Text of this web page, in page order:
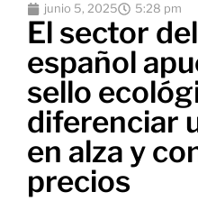
junio 5, 2025 5:28 pm
El sector
español
sello
diferenciar
en alza y
precios